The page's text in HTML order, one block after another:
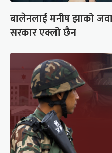
बालेनलाई मनीष झाको
सरकार एक्लो छैन